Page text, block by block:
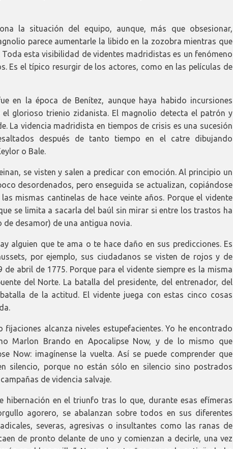
la situación del equipo, aunque, más que obsesionar,
parece aumentarle la libido en la zozobra mientras que
esta visibilidad de videntes madridistas es un fenómeno
Es el típico resurgir de los actores, como en las películas de
en la época de Benítez, aunque haya habido incursiones
glorioso trienio zidanista. El magnolio detecta el patrón y
La videncia madridista en tiempos de crisis es una sucesión
después de tanto tiempo en el catre dibujando
o Bale.
se visten y salen a predicar con emoción. Al principio un
desordenados, pero enseguida se actualizan, copiándose
mismas cantinelas de hace veinte años. Porque el vidente
se limita a sacarla del baúl sin mirar si entre los trastos ha
desamor) de una antigua novia.
alguien que te ama o te hace daño en sus predicciones. Es
por ejemplo, sus ciudadanos se visten de rojos y de
abril de 1775. Porque para el vidente siempre es la misma
del Norte. La batalla del presidente, del entrenador, del
de la actitud. El vidente juega con estas cinco cosas
alcanza niveles estupefacientes. Yo he encontrado
Marlon Brando en Apocalipse Now, y de lo mismo que
Now: imagínense la vuelta. Así se puede comprender que
silencio, porque no están sólo en silencio sino postrados
de videncia salvaje.
hibernación en el triunfo tras lo que, durante esas efímeras
agorero, se abalanzan sobre todos en sus diferentes
severas, agresivas o insultantes como las ranas de
de pronto delante de uno y comienzan a decirle, una vez